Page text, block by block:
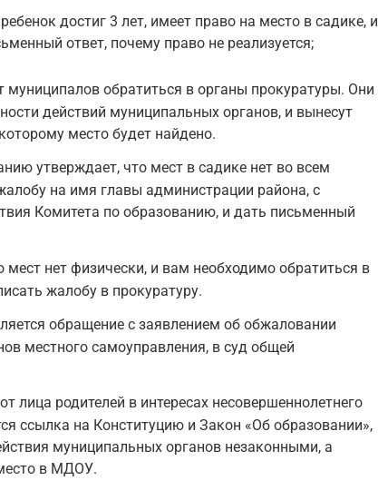
достиг 3 лет, имеет право на место в садике, и
ответ, почему право не реализуется;
обратиться в органы прокуратуры. Они
действий муниципальных органов, и вынесут
место будет найдено.
утверждает, что мест в садике нет во всем
на имя главы администрации района, с
Комитета по образованию, и дать письменный
мест нет физически, и вам необходимо обратиться в
жалобу в прокуратуру.
обращение с заявлением об обжаловании
местного самоуправления, в суд общей
лица родителей в интересах несовершеннолетнего
ссылка на Конституцию и Закон «Об образовании»,
муниципальных органов незаконными, а
в МДОУ.